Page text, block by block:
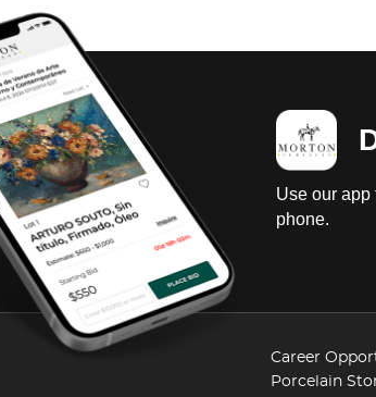
Use our app
phone.
Career
Porcelain